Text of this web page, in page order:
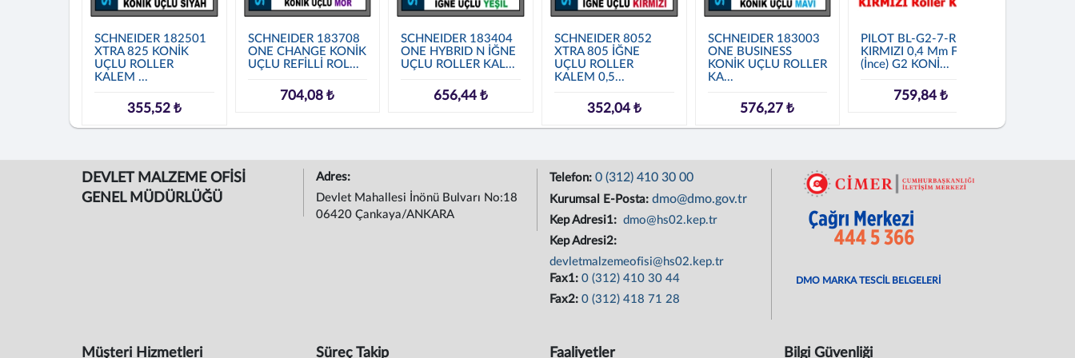
SCHNEIDER 182501
XTRA 825 KONİK
UÇLU ROLLER
KALEM ...
355,52 ₺
SCHNEIDER 183708
ONE CHANGE KONİK
UÇLU REFİLLİ ROL...
704,08 ₺
SCHNEIDER 183404
ONE HYBRID N İĞNE
UÇLU ROLLER KAL...
656,44 ₺
SCHNEIDER 8052
XTRA 805 İĞNE
UÇLU ROLLER
KALEM 0,5...
352,04 ₺
SCHNEIDER 183003
ONE BUSINESS
KONİK UÇLU ROLLER
KA...
576,27 ₺
PILOT BL-G2-7-R-FF
KIRMIZI 0,4 Mm F
(İnce) G2 KONİ...
759,84 ₺
DEVLET MALZEME OFİSİ
GENEL MÜDÜRLÜĞÜ
Adres:
Devlet Mahallesi İnönü Bulvarı No:18
06420 Çankaya/ANKARA
Telefon: 0 (312) 410 30 00
Kurumsal E-Posta: dmo@dmo.gov.tr
Kep Adresi1: dmo@hs02.kep.tr
Kep Adresi2:
devletmalzemeofisi@hs02.kep.tr
Fax1: 0 (312) 410 30 44
Fax2: 0 (312) 418 71 28
DMO MARKA TESCİL BELGELERİ
Müşteri Hizmetleri Süreç Takip Faaliyetler Bilgi Güvenliği